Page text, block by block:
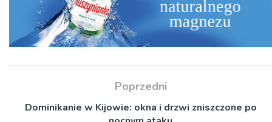
Poprzedni
Dominikanie w Kijowie: okna i drzwi zniszczone po